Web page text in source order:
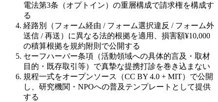
電法第3条（オプトイン）の重層構成で請求権を構成す
る
経路別（フォーム経由 / フォーム選択違反 / フォーム外
送信 / 再送）に異なる法的根拠を適用、損害額¥10,000
の積算根拠を規約附則で公開する
セーフハーバー条項（活動領域への具体的言及・取材
目的・既存取引等）で真摯な提携打診を巻き込まない
規程一式をオープンソース（CC BY 4.0 + MIT）で公開
し、研究機関・NPOへの普及テンプレートとして提供
する